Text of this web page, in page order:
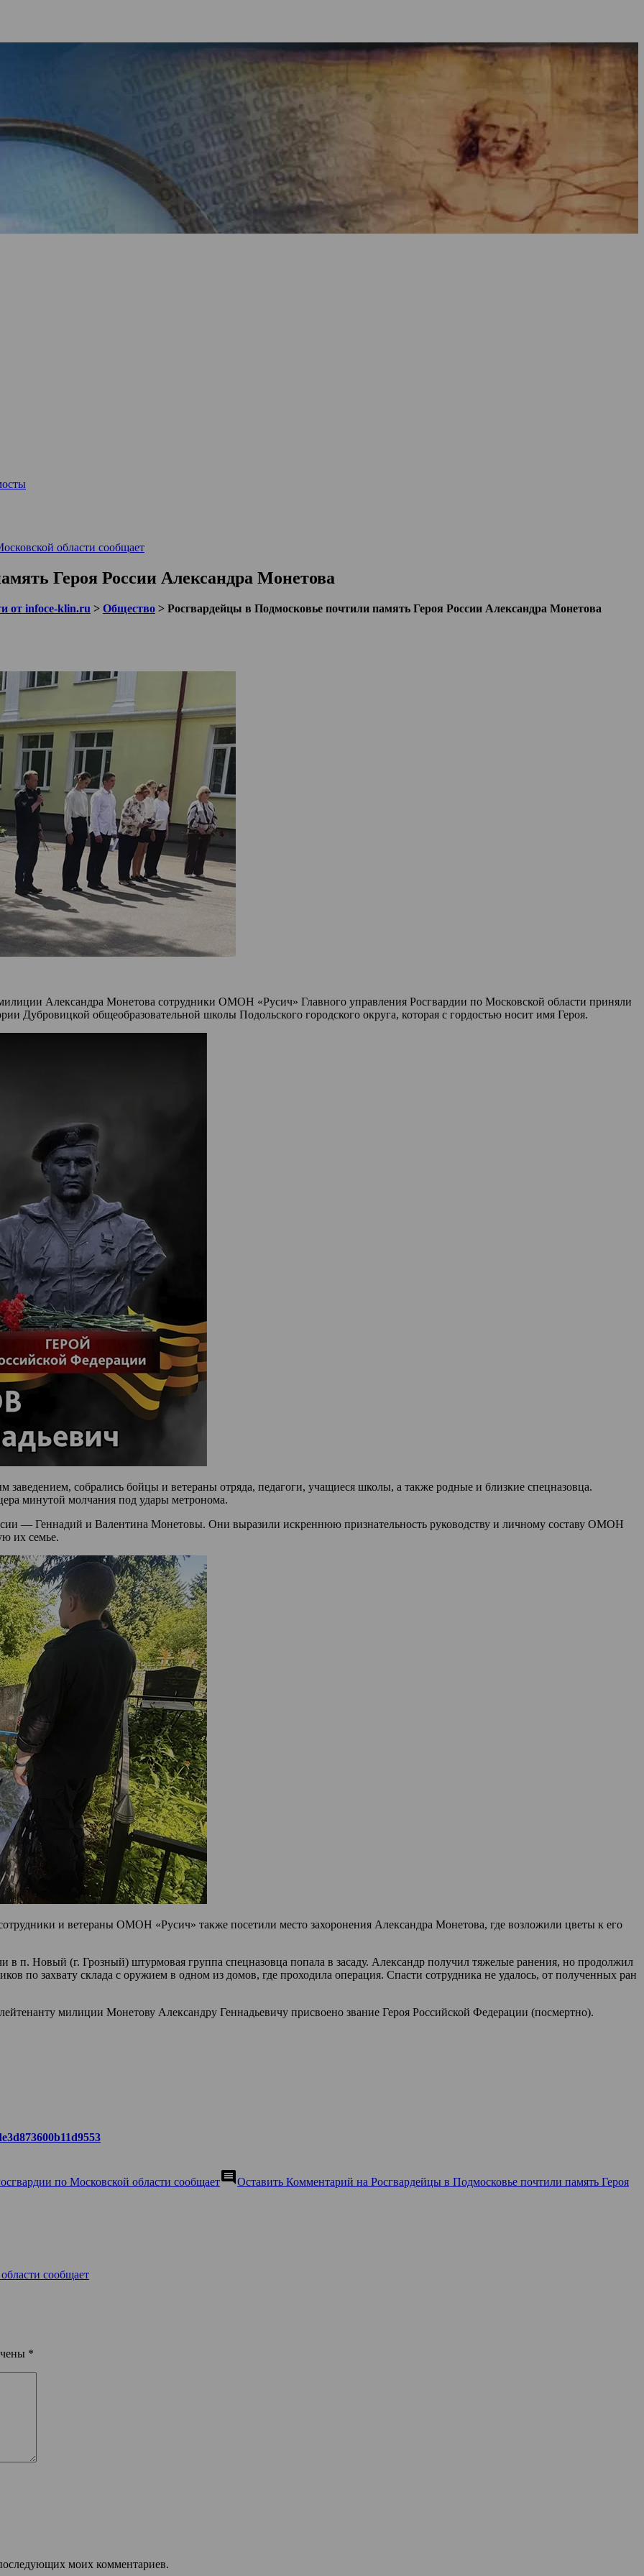
области сообщает
Героя России Александра Монетова
от infoce-klin.ru > Общество > Росгвардейцы в Подмосковье почтили память Героя России Александра Монетова
Александра Монетова сотрудники ОМОН «Русич» Главного управления Росгвардии по Московской области приняли
Дубровицкой общеобразовательной школы Подольского городского округа, которая с гордостью носит имя Героя.
собрались бойцы и ветераны отряда, педагоги, учащиеся школы, а также родные и близкие спецназовца.
минутой молчания под удары метронома.
— Геннадий и Валентина Монетовы. Они выразили искреннюю признательность руководству и личному составу ОМОН
их семье.
и ветераны ОМОН «Русич» также посетили место захоронения Александра Монетова, где возложили цветы к его
в п. Новый (г. Грозный) штурмовая группа спецназовца попала в засаду. Александр получил тяжелые ранения, но продолжил
по захвату склада с оружием в одном из домов, где проходила операция. Спасти сотрудника не удалось, от полученных ран
милиции Монетову Александру Геннадьевичу присвоено звание Героя Российской Федерации (посмертно).
по Московской области сообщаетcomment Оставить Комментарий на Росгвардейцы в Подмосковье почтили память Героя
сообщает
*
моих комментариев.